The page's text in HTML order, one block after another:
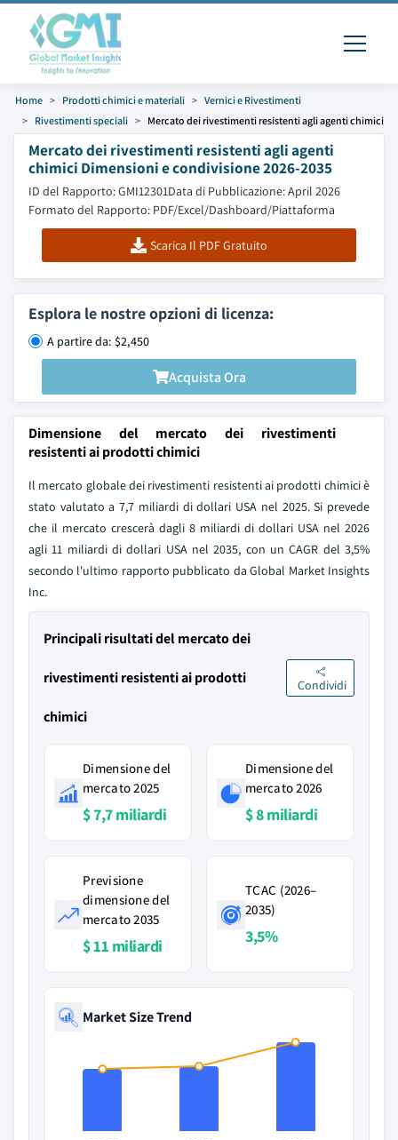
Home Prodotti chimici e materiali
Vernici e Rivestimenti
Rivestimenti speciali
Mercato dei rivestimenti resistenti agli agenti chimici
Mercato dei rivestimenti resistenti agli agenti
chimici Dimensioni e condivisione 2026-2035
ID del Rapporto: GMI12301Data di Pubblicazione: April 2026
Formato del Rapporto: PDF/Excel/Dashboard/Piattaforma
Scarica Il PDF Gratuito
Esplora le nostre opzioni di licenza:
A partire da: $2,450
Acquista Ora
Dimensione del mercato dei rivestimenti
resistenti ai prodotti chimici
Il mercato globale dei rivestimenti resistenti ai prodotti chimici è
stato valutato a 7,7 miliardi di dollari USA nel 2025. Si prevede
che il mercato crescerà dagli 8 miliardi di dollari USA nel 2026
agli 11 miliardi di dollari USA nel 2035, con un CAGR del 3,5%
secondo l'ultimo rapporto pubblicato da Global Market Insights
Inc.
Principali risultati del mercato dei
rivestimenti resistenti ai prodotti
chimici
Condividi
Dimensione del
mercato 2025
$ 7,7 miliardi
Dimensione del
mercato 2026
$ 8 miliardi
Previsione
dimensione del
mercato 2035
$ 11 miliardi
TCAC (2026–
2035)
3,5%
Market Size Trend